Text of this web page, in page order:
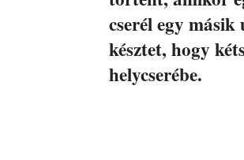
cserél egy
késztet, hogy
helycserébe.